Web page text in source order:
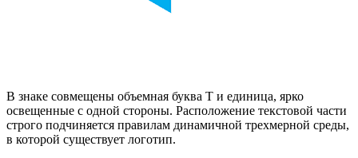
В знаке совмещены объемная буква Т и единица, ярко
освещенные с одной стороны. Расположение текстовой части
строго подчиняется правилам динамичной трехмерной среды,
в которой существует логотип.